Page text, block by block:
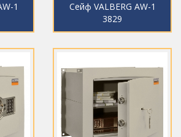
1
Сейф VALBERG AW-1
3829